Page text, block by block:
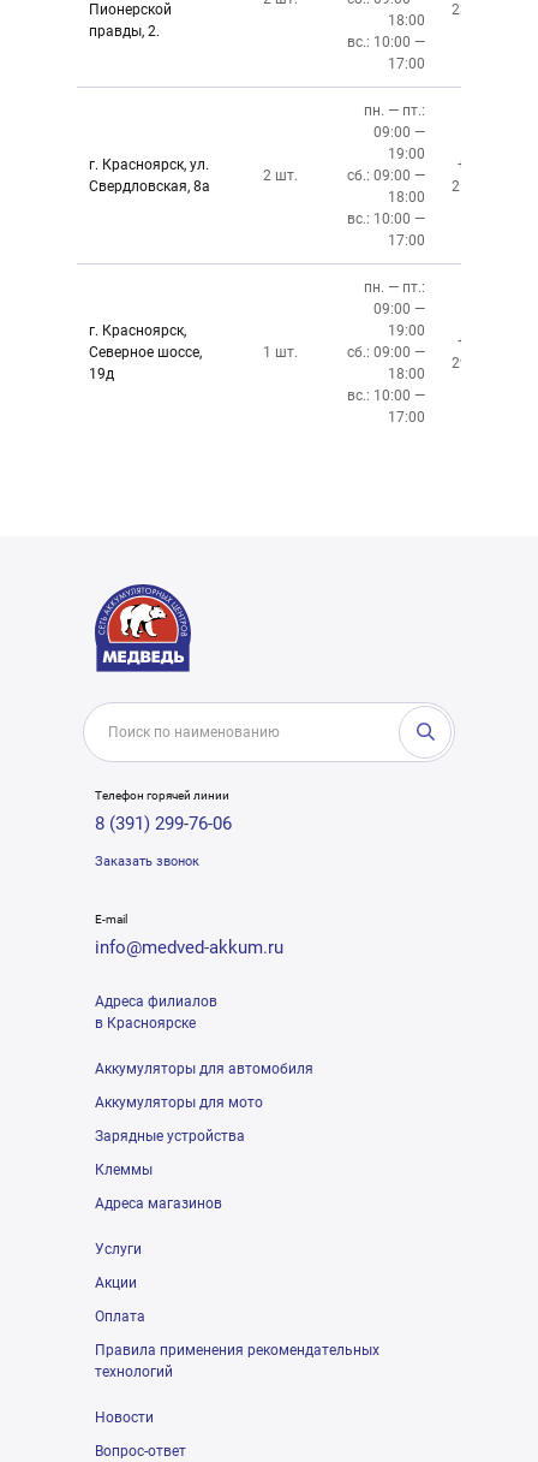
Пионерской
правды, 2.
18:00
вс.: 10:00 —
17:00
237-34-34
г. Красноярск, ул.
Свердловская, 8а
2 шт.
пн. — пт.:
09:00 —
19:00
сб.: 09:00 —
18:00
вс.: 10:00 —
17:00
+7 (391)
219-27-50
г. Красноярск,
Северное шоссе,
19д
1 шт.
пн. — пт.:
09:00 —
19:00
сб.: 09:00 —
18:00
вс.: 10:00 —
17:00
+7 (391)
299-76-06
Телефон горячей линии
8 (391) 299-76-06
Заказать звонок
E-mail
info@medved-akkum.ru
Адреса филиалов
в Красноярске
Аккумуляторы для автомобиля
Аккумуляторы для мото
Зарядные устройства
Клеммы
Адреса магазинов
Услуги
Акции
Оплата
Правила применения рекомендательных
технологий
Новости
Вопрос-ответ